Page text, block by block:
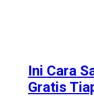
Ini Cara
Gratis